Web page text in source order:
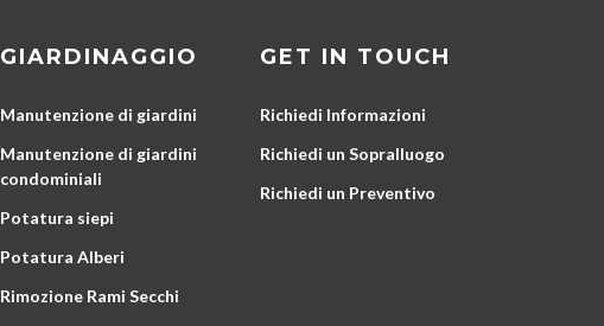
GIARDINAGGIO
Manutenzione di giardini
Manutenzione di giardini
condominiali
Potatura siepi
Potatura Alberi
Rimozione Rami Secchi
GET IN TOUCH
Richiedi Informazioni
Richiedi un Sopralluogo
Richiedi un Preventivo